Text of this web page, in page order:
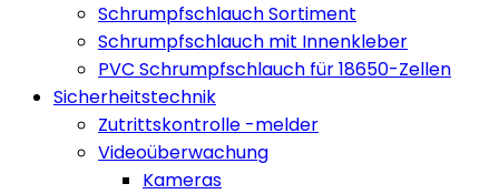
Schrumpfschlauch Sortiment
Schrumpfschlauch mit Innenkleber
PVC Schrumpfschlauch für 18650-Zellen
Sicherheitstechnik
Zutrittskontrolle -melder
Videoüberwachung
Kameras